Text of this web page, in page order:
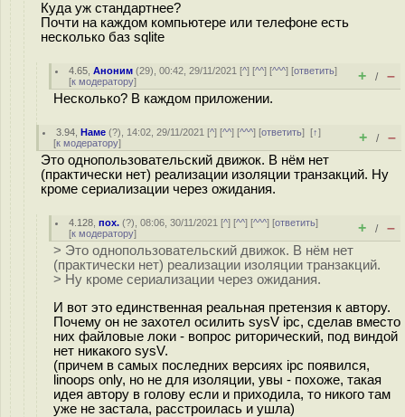
Куда уж стандартнее?
Почти на каждом компьютере или телефоне есть
несколько баз sqlite
4.65 ,Аноним (29), 00:42, 29/11/2021 [^] [^^] [^^^] [ответить]
[к модератору] + / –
Несколько? В каждом приложении.
3.94 ,Наме (?), 14:02, 29/11/2021 [^] [^^] [^^^] [ответить][↑]
[к модератору] + / –
Это однопользовательский движок. В нём нет
(практически нет) реализации изоляции транзакций. Ну
кроме сериализации через ожидания.
4.128 ,пох. (?), 08:06, 30/11/2021 [^] [^^] [^^^] [ответить]
[к модератору] + / –
> Это однопользовательский движок. В нём нет
(практически нет) реализации изоляции транзакций.
> Ну кроме сериализации через ожидания.
И вот это единственная реальная претензия к автору.
Почему он не захотел осилить sysV ipc, сделав вместо
них файловые локи - вопрос риторический, под виндой
нет никакого sysV.
(причем в самых последних версиях ipc появился,
linoops only, но не для изоляции, увы - похоже, такая
идея автору в голову если и приходила, то никого там
уже не застала, расстроилась и ушла)